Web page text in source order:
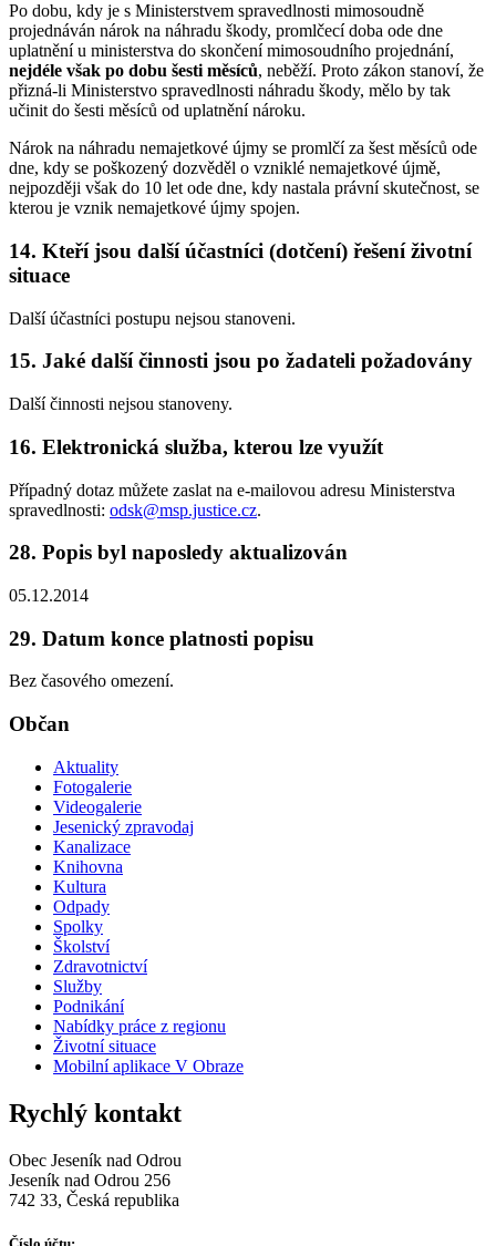
Po dobu, kdy je s Ministerstvem spravedlnosti mimosoudně
projednáván nárok na náhradu škody, promlčecí doba ode dne
uplatnění u ministerstva do skončení mimosoudního projednání,
nejdéle však po dobu šesti měsíců, neběží. Proto zákon stanoví, že
přizná-li Ministerstvo spravedlnosti náhradu škody, mělo by tak
učinit do šesti měsíců od uplatnění nároku.
Nárok na náhradu nemajetkové újmy se promlčí za šest měsíců ode
dne, kdy se poškozený dozvěděl o vzniklé nemajetkové újmě,
nejpozději však do 10 let ode dne, kdy nastala právní skutečnost, se
kterou je vznik nemajetkové újmy spojen.
14. Kteří jsou další účastníci (dotčení) řešení životní
situace
Další účastníci postupu nejsou stanoveni.
15. Jaké další činnosti jsou po žadateli požadovány
Další činnosti nejsou stanoveny.
16. Elektronická služba, kterou lze využít
Případný dotaz můžete zaslat na e-mailovou adresu Ministerstva
spravedlnosti: odsk@msp.justice.cz.
28. Popis byl naposledy aktualizován
05.12.2014
29. Datum konce platnosti popisu
Bez časového omezení.
Občan
Aktuality
Fotogalerie
Videogalerie
Jesenický zpravodaj
Kanalizace
Knihovna
Kultura
Odpady
Spolky
Školství
Zdravotnictví
Služby
Podnikání
Nabídky práce z regionu
Životní situace
Mobilní aplikace V Obraze
Rychlý kontakt
Obec Jeseník nad Odrou
Jeseník nad Odrou 256
742 33, Česká republika